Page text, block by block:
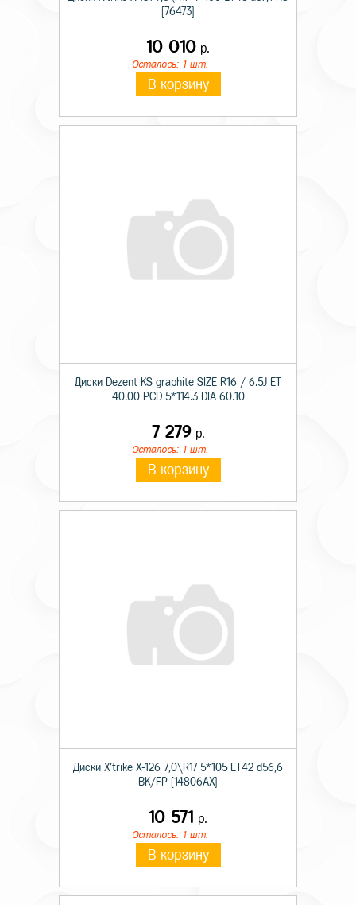
[76473]
10 010 р.
Осталось: 1 шт.
В корзину
Диски Dezent KS graphite SIZE R16 / 6.5J ET
40.00 PCD 5*114.3 DIA 60.10
7 279р.
Осталось: 1 шт.
В корзину
Диски X'trike X-126 7,0\R17 5*105 ET42 d56,6
BK/FP [14806AX]
10 571 р.
Осталось: 1 шт.
В корзину